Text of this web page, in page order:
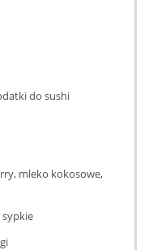
do sushi
mleko kokosowe,